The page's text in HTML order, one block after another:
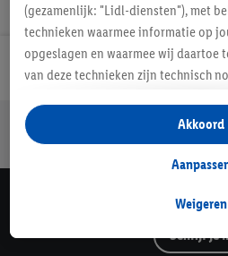
Lidl
Jouw voordelen bij ons als Lidl
Gratis retourneren Veilig
Lidl
Schrijf je
(gezamenlijk: "Lidl-diensten"), met
technieken waarmee informatie op
opgeslagen en waarmee wij daartoe
van deze technieken zijn technisch
opslaan van voorkeursinstellingen,
analyseren van statistieken of voor
gepersonaliseerde reclame binnen
gegevens over jouw aankoopgedrag
Als je hier toestemming geeft aan
Weigeren
Akkoord